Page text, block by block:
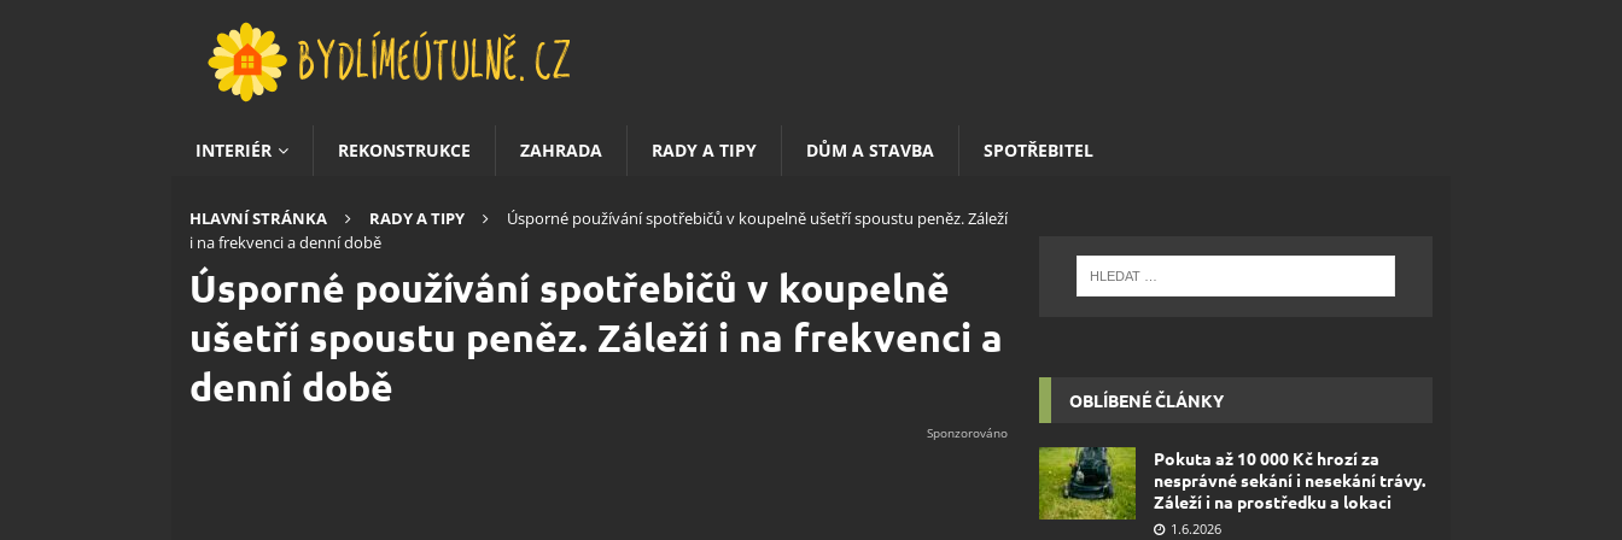
INTERIÉR REKONSTRUKCE ZAHRADA RADY A TIPY DŮM A STAVBA SPOTŘEBITEL
HLAVNÍ STRÁNKA RADY A TIPY
Úsporné používání spotřebičů v koupelně ušetří spoustu peněz. Záleží
i na frekvenci a denní době
Úsporné používání spotřebičů v koupelně
ušetří spoustu peněz. Záleží i na frekvenci a
denní době
OBLÍBENÉ ČLÁNKY
Pokuta až 10 000 Kč hrozí za
nesprávné sekání i nesekání trávy.
Záleží i na prostředku a lokaci
1.6.2026